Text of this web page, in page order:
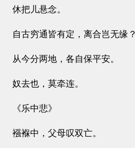
休把儿悬念。
自古穷通皆有定，离合岂无缘？
从今分两地，各自保平安。
奴去也，莫牵连。
《乐中悲》
襁褓中，父母叹双亡。